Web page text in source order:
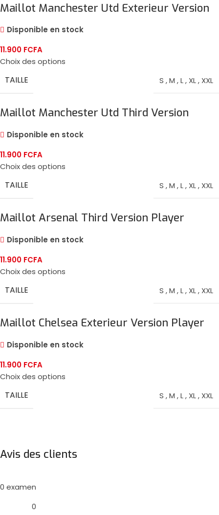
Maillot Manchester Utd Exterieur Version
Player 2024/25
Disponible en stock
11.900 FCFA
Choix des options
TAILLE S ,M ,L, XL, XXL
Maillot Manchester Utd Third Version
Player 2024/25
Disponible en stock
11.900 FCFA
Choix des options
TAILLE S ,M ,L, XL, XXL
Maillot Arsenal Third Version Player
2024/25
Disponible en stock
11.900 FCFA
Choix des options
TAILLE S ,M ,L, XL, XXL
Maillot Chelsea Exterieur Version Player
2024/25
Disponible en stock
11.900 FCFA
Choix des options
TAILLE S ,M ,L, XL, XXL
Avis des clients
0 examen
0